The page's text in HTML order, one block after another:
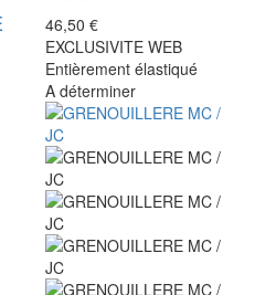
46,50 €
EXCLUSIVITE WEB
Entièrement élastiqué
A déterminer